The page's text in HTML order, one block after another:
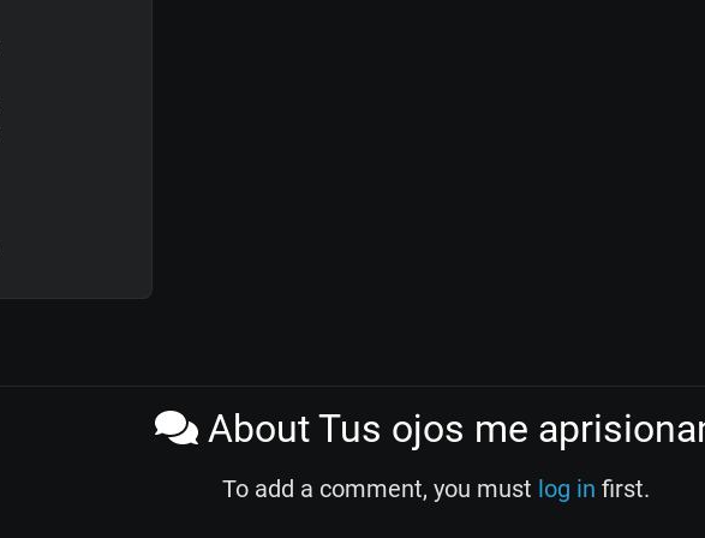
About Tus ojos me
To add a comment, you must log in first.